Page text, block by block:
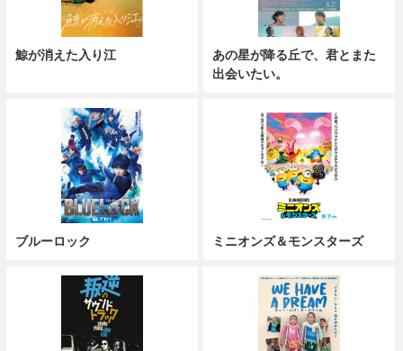
鯨が消えた入り江
あの星が降る丘で、君とまた
出会いたい。
ブルーロック ミニオンズ＆モンスターズ